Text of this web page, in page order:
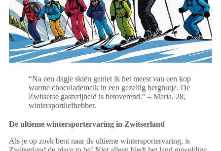
“Na een dagje skiën geniet ik het meest van een kop
warme chocolademelk in een gezellig berghutje. De
Zwitserse gastvrijheid is betoverend.” – Maria, 28,
wintersportliefhebber.
De ultieme wintersportervaring in Zwitserland
Als je op zoek bent naar de ultieme wintersportervaring, is